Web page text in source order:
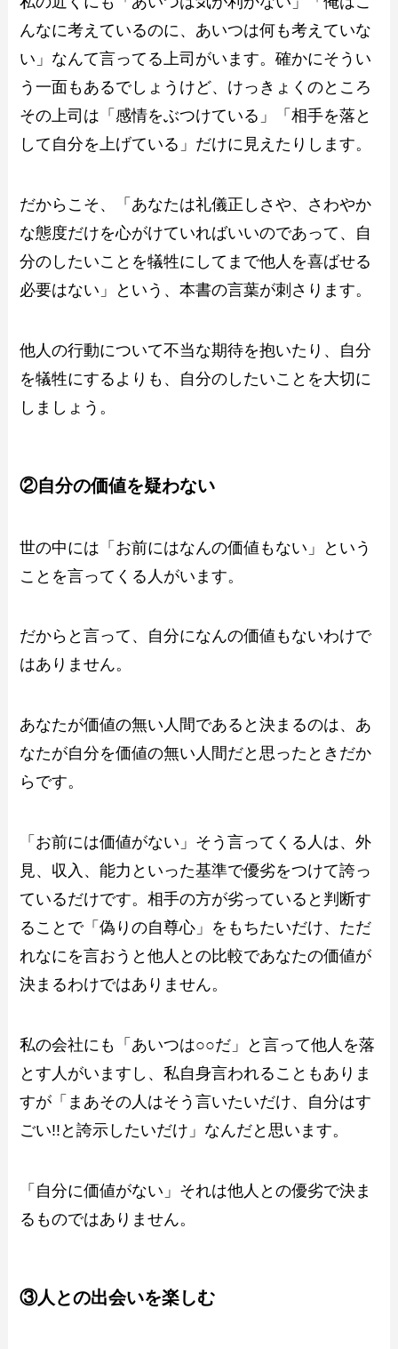
んなに考えているのに、あいつは何も考えていな
い」なんて言ってる上司がいます。確かにそうい
う一面もあるでしょうけど、けっきょくのところ
その上司は「感情をぶつけている」「相手を落と
して自分を上げている」だけに見えたりします。
だからこそ、「あなたは礼儀正しさや、さわやか
な態度だけを心がけていればいいのであって、自
分のしたいことを犠牲にしてまで他人を喜ばせる
必要はない」という、本書の言葉が刺さります。
他人の行動について不当な期待を抱いたり、自分
を犠牲にするよりも、自分のしたいことを大切に
しましょう。
②自分の価値を疑わない
世の中には「お前にはなんの価値もない」という
ことを言ってくる人がいます。
だからと言って、自分になんの価値もないわけで
はありません。
あなたが価値の無い人間であると決まるのは、あ
なたが自分を価値の無い人間だと思ったときだか
らです。
「お前には価値がない」そう言ってくる人は、外
見、収入、能力といった基準で優劣をつけて誇っ
ているだけです。相手の方が劣っていると判断す
ることで「偽りの自尊心」をもちたいだけ、ただ
れなにを言おうと他人との比較であなたの価値が
決まるわけではありません。
私の会社にも「あいつは○○だ」と言って他人を落
とす人がいますし、私自身言われることもありま
すが「まあその人はそう言いたいだけ、自分はす
ごい!!と誇示したいだけ」なんだと思います。
「自分に価値がない」それは他人との優劣で決ま
るものではありません。
③人との出会いを楽しむ